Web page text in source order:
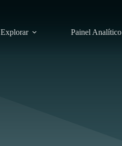
Explorar Painel Analítico